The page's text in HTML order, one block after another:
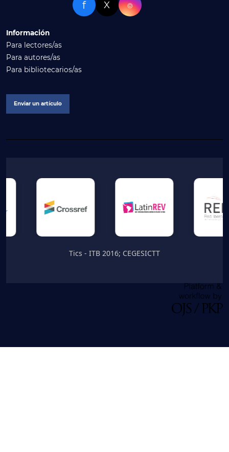
f X ⌾
Información
Para lectores/as
Para autores/as
Para bibliotecarios/as
Enviar un artículo
Tics - ITB 2016; CEGESICTT